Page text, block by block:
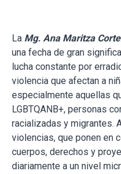
La Mg. Ana Maritza
una fecha de gran
lucha constante por
violencia que afectan a
especialmente aquellas
LGBTQANB+, personas
racializadas y migrantes.
violencias, que ponen en
cuerpos, derechos y
diariamente a un nivel